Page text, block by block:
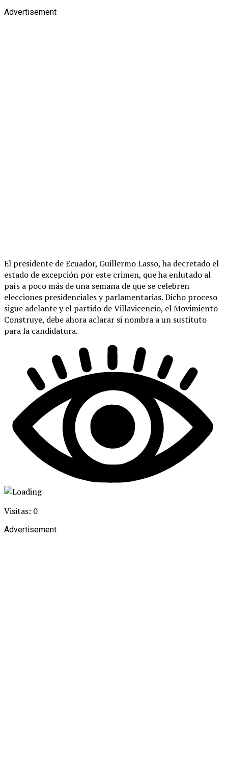
Advertisement
El presidente de Ecuador, Guillermo Lasso, ha decretado el
estado de excepción por este crimen, que ha enlutado al
país a poco más de una semana de que se celebren
elecciones presidenciales y parlamentarias. Dicho proceso
sigue adelante y el partido de Villavicencio, el Movimiento
Construye, debe ahora aclarar si nombra a un sustituto
para la candidatura.
Visitas: 0
Advertisement